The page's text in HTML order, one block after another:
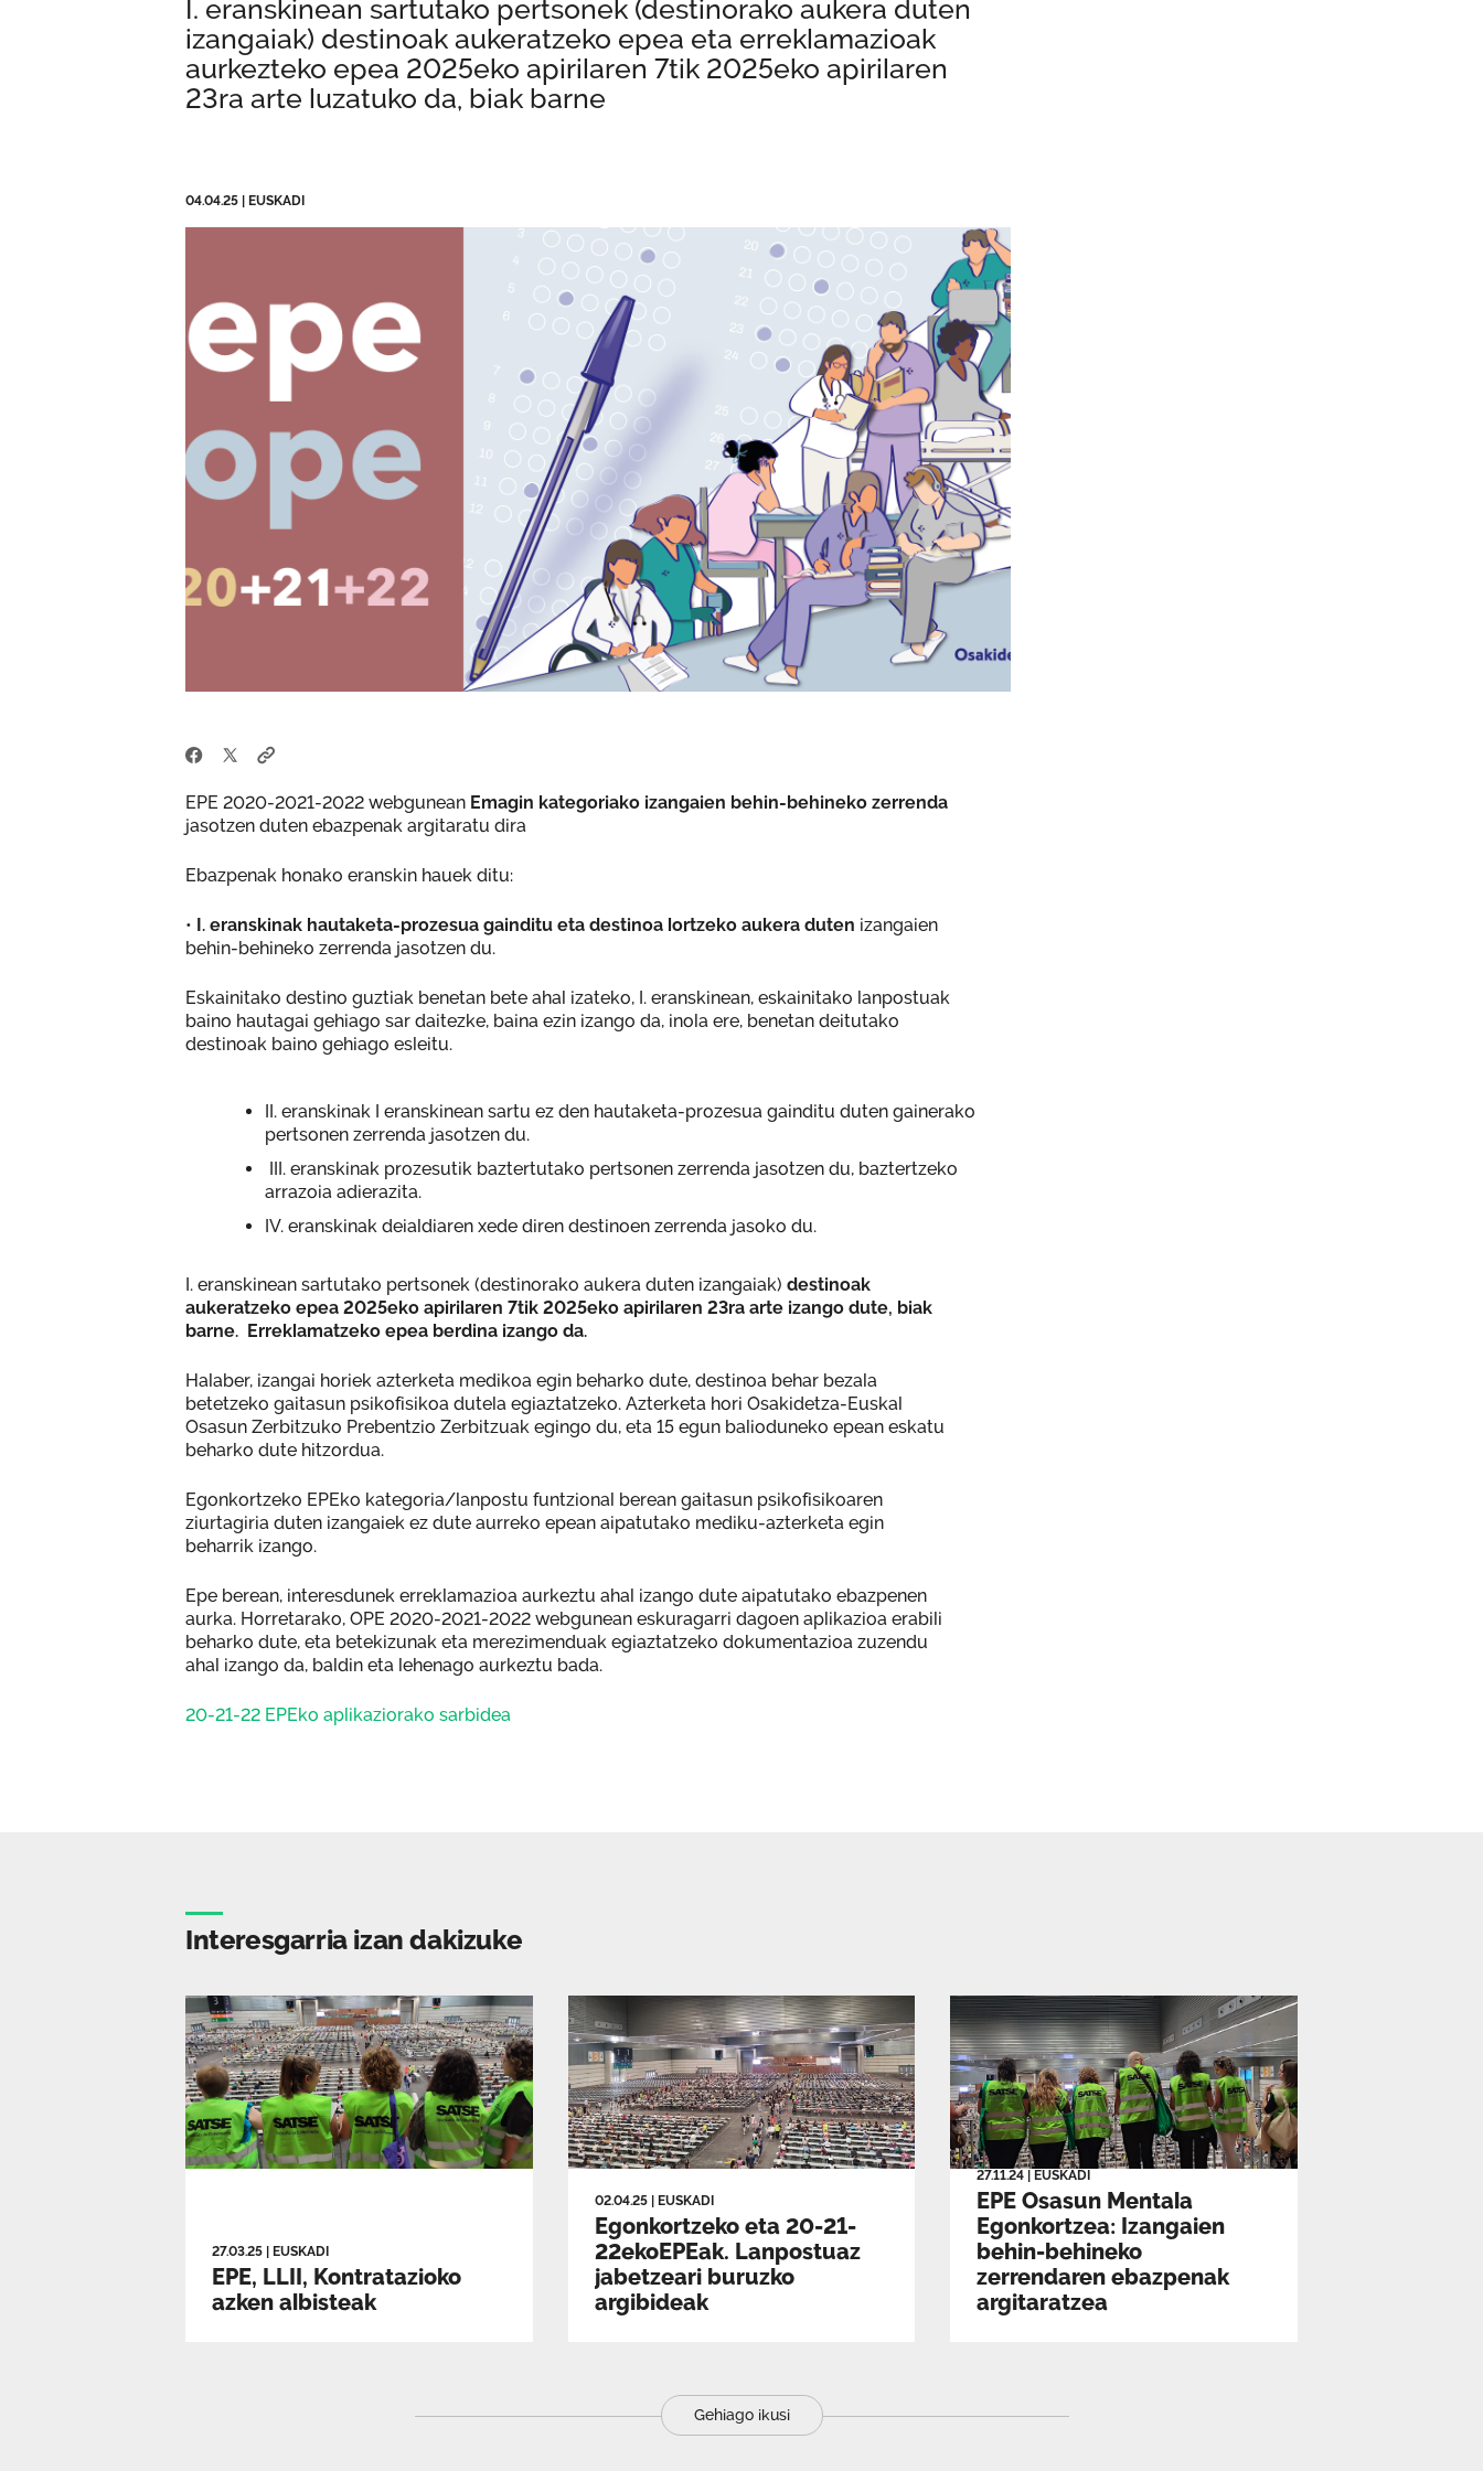
I. eranskinean sartutako pertsonek (destinorako aukera duten
izangaiak) destinoak aukeratzeko epea eta erreklamazioak
aurkezteko epea 2025eko apirilaren 7tik 2025eko apirilaren
23ra arte luzatuko da, biak barne
04.04.25 EUSKADI
EPE 2020-2021-2022 webgunean Emagin kategoriako izangaien behin-behineko zerrenda
jasotzen duten ebazpenak argitaratu dira
Ebazpenak honako eranskin hauek ditu:
• I. eranskinak hautaketa-prozesua gainditu eta destinoa lortzeko aukera duten izangaien
behin-behineko zerrenda jasotzen du.
Eskainitako destino guztiak benetan bete ahal izateko, I. eranskinean, eskainitako lanpostuak
baino hautagai gehiago sar daitezke, baina ezin izango da, inola ere, benetan deitutako
destinoak baino gehiago esleitu.
II. eranskinak I eranskinean sartu ez den hautaketa-prozesua gainditu duten gainerako
pertsonen zerrenda jasotzen du.
III. eranskinak prozesutik baztertutako pertsonen zerrenda jasotzen du, baztertzeko
arrazoia adierazita.
IV. eranskinak deialdiaren xede diren destinoen zerrenda jasoko du.
I. eranskinean sartutako pertsonek (destinorako aukera duten izangaiak) destinoak
aukeratzeko epea 2025eko apirilaren 7tik 2025eko apirilaren 23ra arte izango dute, biak
barne. Erreklamatzeko epea berdina izango da.
Halaber, izangai horiek azterketa medikoa egin beharko dute, destinoa behar bezala
betetzeko gaitasun psikofisikoa dutela egiaztatzeko. Azterketa hori Osakidetza-Euskal
Osasun Zerbitzuko Prebentzio Zerbitzuak egingo du, eta 15 egun balioduneko epean eskatu
beharko dute hitzordua.
Egonkortzeko EPEko kategoria/lanpostu funtzional berean gaitasun psikofisikoaren
ziurtagiria duten izangaiek ez dute aurreko epean aipatutako mediku-azterketa egin
beharrik izango.
Epe berean, interesdunek erreklamazioa aurkeztu ahal izango dute aipatutako ebazpenen
aurka. Horretarako, OPE 2020-2021-2022 webgunean eskuragarri dagoen aplikazioa erabili
beharko dute, eta betekizunak eta merezimenduak egiaztatzeko dokumentazioa zuzendu
ahal izango da, baldin eta lehenago aurkeztu bada.
20-21-22 EPEko aplikaziorako sarbidea
Interesgarria izan dakizuke
27.03.25 EUSKADI
EPE, LLII, Kontratazioko
azken albisteak
02.04.25 EUSKADI
Egonkortzeko eta 20-21-
22ekoEPEak. Lanpostuaz
jabetzeari buruzko
argibideak
27.11.24 EUSKADI
EPE Osasun Mentala
Egonkortzea: Izangaien
behin-behineko
zerrendaren ebazpenak
argitaratzea
Gehiago ikusi